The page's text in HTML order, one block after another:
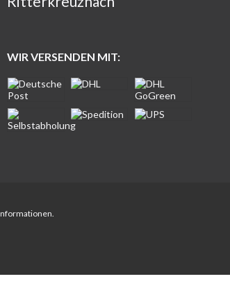
WIR VERSENDEN MIT: